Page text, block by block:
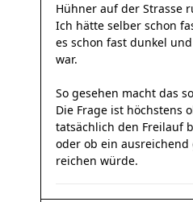
Hühner auf der Strasse
Ich hätte selber schon
es schon fast dunkel
war.
So gesehen macht das
Die Frage ist höchstens
tatsächlich den Freilauf
oder ob ein ausreichend
reichen würde.